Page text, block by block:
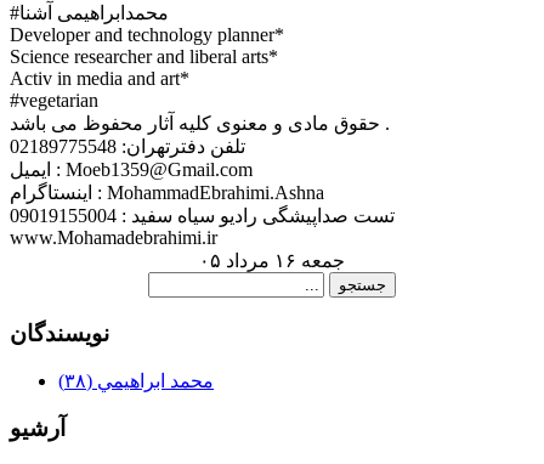
#محمدابراهیمی آشنا
Developer and technology planner*
Science researcher and liberal arts*
Activ in media and art*
#vegetarian
حقوق مادی و معنوی کلیه آثار محفوظ می باشد .
تلفن دفترتهران: 02189775548
ایمیل : Moeb1359@Gmail.com
اینستاگرام : MohammadEbrahimi.Ashna
تست صداپیشگی رادیو سیاه سفید : 09019155004
www.Mohamadebrahimi.ir
جمعه ۱۶ مرداد ۰۵
نويسندگان
محمد ابراهيمي (۳۸)
آرشيو